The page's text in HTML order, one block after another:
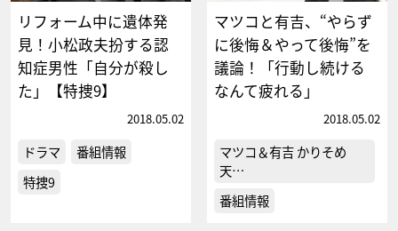
リフォーム中に遺体発
見！小松政夫扮する認
知症男性「自分が殺し
た」【特捜9】
2018.05.02
ドラマ
番組情報
特捜9
マツコと有吉、“やらず
に後悔＆やって後悔”を
議論！「行動し続ける
なんて疲れる」
2018.05.02
マツコ＆有吉 かりそめ
天…
番組情報